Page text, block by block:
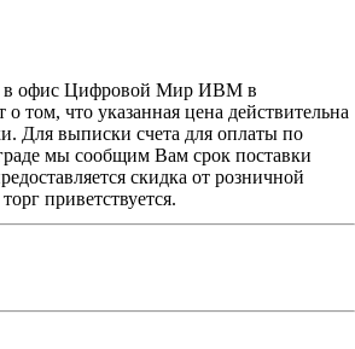
в офис Цифровой Мир ИВМ в
о том, что указанная цена действительна
Для выписки счета для оплаты по
мы сообщим Вам срок поставки
скидка от розничной
приветствуется.